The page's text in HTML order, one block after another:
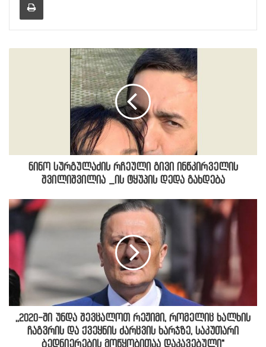
ნინო სურგულაძის რჩეული გივი ინწკირველის
შვილიშვილია _ის ტყუპის დედა გახდება
,,2020-ში უნდა შევცალოთ რეჟიმი, რომელიც ხალხის
ჩაგვრის და ქვეყნის ძარცვის ხარჯზე, საკუთარი
ბედნიერების მოწყობითაა დაკავებული"